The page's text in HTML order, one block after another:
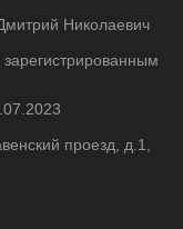
Николаевич
проезд, д.1,